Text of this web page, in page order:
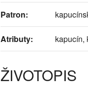
Patron:
Atributy: kapucín,
ŽIVOTOPIS